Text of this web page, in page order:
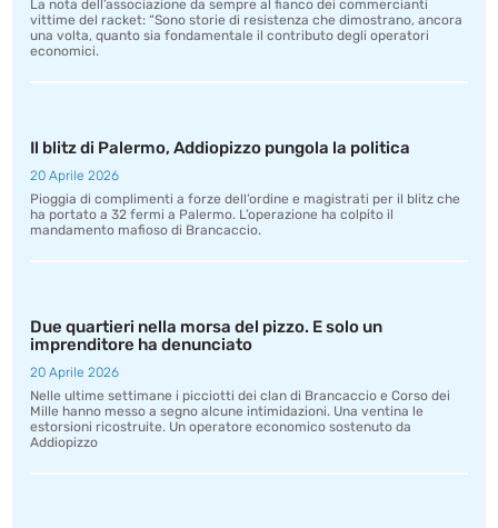
La nota dell’associazione da sempre al fianco dei commercianti
vittime del racket: “Sono storie di resistenza che dimostrano, ancora
una volta, quanto sia fondamentale il contributo degli operatori
economici.
Il blitz di Palermo, Addiopizzo pungola la politica
20 Aprile 2026
Pioggia di complimenti a forze dell’ordine e magistrati per il blitz che
ha portato a 32 fermi a Palermo. L’operazione ha colpito il
mandamento mafioso di Brancaccio.
Due quartieri nella morsa del pizzo. E solo un
imprenditore ha denunciato
20 Aprile 2026
Nelle ultime settimane i picciotti dei clan di Brancaccio e Corso dei
Mille hanno messo a segno alcune intimidazioni. Una ventina le
estorsioni ricostruite. Un operatore economico sostenuto da
Addiopizzo